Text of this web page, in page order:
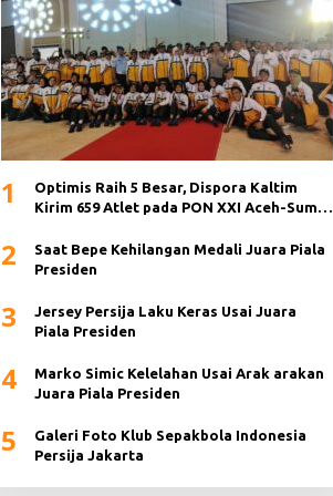
1
Optimis Raih 5 Besar, Dispora Kaltim
Kirim 659 Atlet pada PON XXI Aceh-Sumut
2
Saat Bepe Kehilangan Medali Juara Piala
Presiden
3
Jersey Persija Laku Keras Usai Juara
Piala Presiden
4
Marko Simic Kelelahan Usai Arak arakan
Juara Piala Presiden
5
Galeri Foto Klub Sepakbola Indonesia
Persija Jakarta